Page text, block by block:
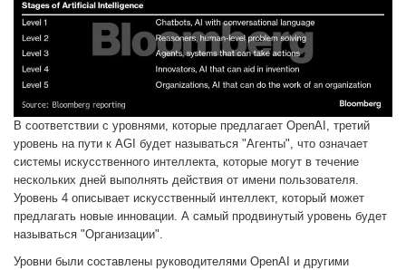
В соответствии с уровнями, которые предлагает OpenAI, третий
уровень на пути к AGI будет называться "Агенты", что означает
системы искусственного интеллекта, которые могут в течение
нескольких дней выполнять действия от имени пользователя.
Уровень 4 описывает искусственный интеллект, который может
предлагать новые инновации. А самый продвинутый уровень будет
называться "Организации".
Уровни были составлены руководителями OpenAI и другими